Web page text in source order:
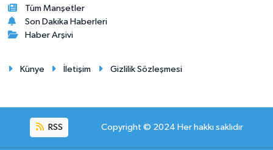
Tüm Manşetler
Son Dakika Haberleri
Haber Arşivi
Künye İletişim Gizlilik Sözleşmesi
RSS Copyright © 2024 Her hakkı saklıdır